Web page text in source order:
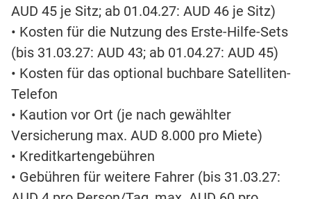
AUD 45 je Sitz; ab 01.04.27: AUD 46 je Sitz)
• Kosten für die Nutzung des Erste-Hilfe-Sets
(bis 31.03.27: AUD 43; ab 01.04.27: AUD 45)
• Kosten für das optional buchbare Satelliten-
Telefon
• Kaution vor Ort (je nach gewählter
Versicherung max. AUD 8.000 pro Miete)
• Kreditkartengebühren
• Gebühren für weitere Fahrer (bis 31.03.27: